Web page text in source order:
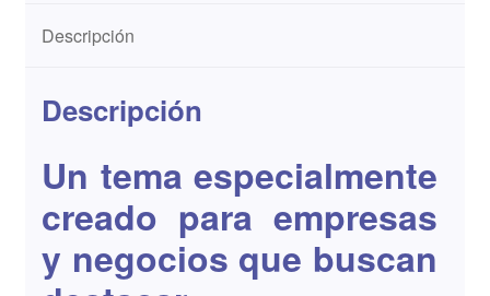
Descripción
Descripción
Un tema especialmente
creado para empresas
y negocios que buscan